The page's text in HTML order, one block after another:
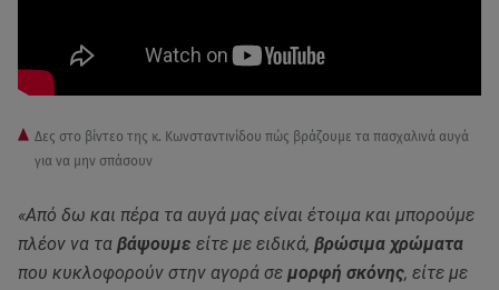
Δες στο βίντεο της κ. Κωνσταντινίδου πώς βράζουμε τα πασχαλινά αυγά
για να μην σπάσουν
«Από δω και πέρα τα αυγά μας είναι έτοιμα και μπορούμε
πλέον να τα βάψουμε είτε με ειδικά, βρώσιμα χρώματα
που κυκλοφορούν στην αγορά σε μορφή σκόνης, είτε με